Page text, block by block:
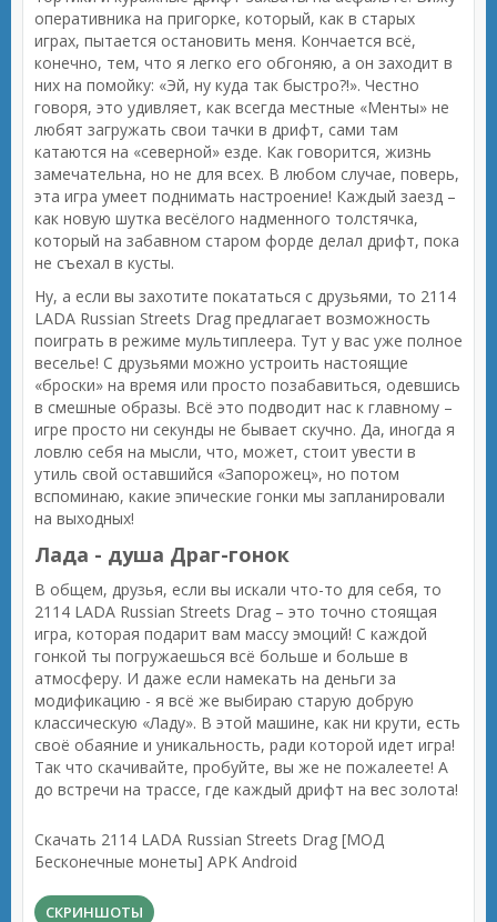
оперативника на пригорке, который, как в старых
играх, пытается остановить меня. Кончается всё,
конечно, тем, что я легко его обгоняю, а он заходит в
них на помойку: «Эй, ну куда так быстро?!». Честно
говоря, это удивляет, как всегда местные «Менты» не
любят загружать свои тачки в дрифт, сами там
катаются на «северной» езде. Как говорится, жизнь
замечательна, но не для всех. В любом случае, поверь,
эта игра умеет поднимать настроение! Каждый заезд –
как новую шутка весёлого надменного толстячка,
который на забавном старом форде делал дрифт, пока
не съехал в кусты.
Ну, а если вы захотите покататься с друзьями, то 2114
LADA Russian Streets Drag предлагает возможность
поиграть в режиме мультиплеера. Тут у вас уже полное
веселье! С друзьями можно устроить настоящие
«броски» на время или просто позабавиться, одевшись
в смешные образы. Всё это подводит нас к главному –
игре просто ни секунды не бывает скучно. Да, иногда я
ловлю себя на мысли, что, может, стоит увести в
утиль свой оставшийся «Запорожец», но потом
вспоминаю, какие эпические гонки мы запланировали
на выходных!
Лада - душа Драг-гонок
В общем, друзья, если вы искали что-то для себя, то
2114 LADA Russian Streets Drag – это точно стоящая
игра, которая подарит вам массу эмоций! С каждой
гонкой ты погружаешься всё больше и больше в
атмосферу. И даже если намекать на деньги за
модификацию - я всё же выбираю старую добрую
классическую «Ладу». В этой машине, как ни крути, есть
своё обаяние и уникальность, ради которой идет игра!
Так что скачивайте, пробуйте, вы же не пожалеете! А
до встречи на трассе, где каждый дрифт на вес золота!
Скачать 2114 LADA Russian Streets Drag [МОД
Бесконечные монеты] APK Android
СКРИНШОТЫ